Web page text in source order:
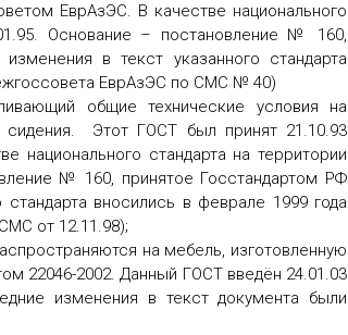
ЕврАзЭС. В качестве национального
Основание – постановление № 160,
в текст указанного стандарта
ЕврАзЭС по СМС № 40)
общие технические условия на
сидения. Этот ГОСТ был принят 21.10.93
национального стандарта на территории
№ 160, принятое Госстандартом РФ
вносились в феврале 1999 года
от 12.11.98);
на мебель, изготовленную
22046-2002. Данный ГОСТ введён 24.01.03
изменения в текст документа были